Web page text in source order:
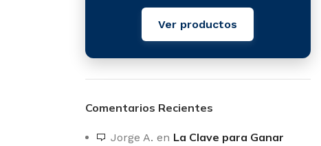
Ver productos
Comentarios Recientes
Jorge A. en La Clave para Ganar